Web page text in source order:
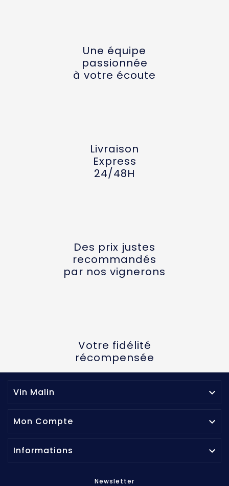
Une équipe
passionnée
à votre écoute
Livraison
Express
24/48H
Des prix justes
recommandés
par nos vignerons
Votre fidélité
récompensée
Vin Malin 
Mon Compte 
Informations 
Newsletter